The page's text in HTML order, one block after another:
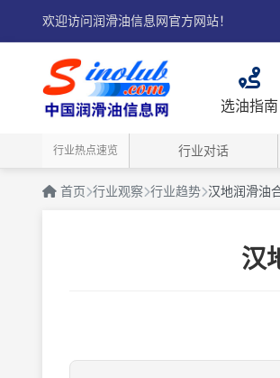
欢迎访问润滑油信息网官方网站！
选油指南
行业热点速览 行业对话
首页 行业观察 行业趋势 汉地润滑油
汉